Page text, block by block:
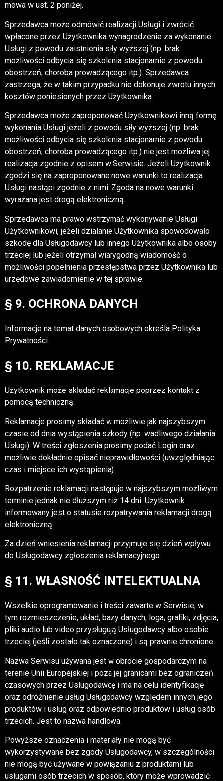
mowa w ust. 2 poniżej.
Sprzedawca może odmówić realizacji Usługi i zwrócić
wpłacone przez Użytkownika wynagrodzenie za wykonanie
Usługi z powodu zaistnienia siły wyższej (np. brak
możliwości odbycia się szkolenia stacjonarnie z powodu
obostrzeń, choroba prowadzącego itp.). Sprzedawca
zastrzega, że w takim przypadku nie dokonuje zwrotu innych
kosztów poniesionych przez Użytkownika.
Sprzedawca może zaproponować Użytkownikowi inną formę
wykonania Usługi jeżeli z powodu siły wyższej (np. brak
możliwości odbycia się szkolenia stacjonarnie z powodu
obostrzeń, choroba prowadzącego itp.) nie jest możliwa jej
realizacja zgodnie z opisem w Serwisie. Jeżeli Użytkownik
zgodzi się na zaproponowane nowe warunki to realizacja
Usługi nastąpi zgodnie z nimi. Zgoda na nowe warunki
wyrażana jest drogą elektroniczną.
Sprzedawca ma prawo wstrzymać wykonywanie Usługi
Użytkownikowi, jeżeli działanie Użytkownika spowodowało
szkodę dla Usługodawcy lub innego Użytkownika albo osoby
trzeciej lub jeżeli otrzymał wiarygodną wiadomość o
możliwości popełnienia przestępstwa przez Użytkownika lub
urzędowe zawiadomienie w tej sprawie.
§ 9. OCHRONA DANYCH
Informacje na temat danych osobowych określa Polityka
Prywatności.
§ 10. REKLAMACJE
Użytkownik może składać reklamacje poprzez kontakt z
pomocą techniczną.
Reklamacje prosimy składać w możliwie jak najszybszym
czasie od dnia wystąpienia szkody (np. wadliwego działania
Usługi). W treści zgłoszenia prosimy podać Login oraz
możliwie dokładnie opisać nieprawidłowości (uwzględniając
czas i miejsce ich wystąpienia).
Rozpatrzenie reklamacji następuje w najszybszym możliwym
terminie jednak nie dłuższym niż 14 dni. Użytkownik
informowany jest o statusie rozpatrywania reklamacji drogą
elektroniczną.
Za dzień wniesienia reklamacji przyjmuje się̨ dzień wpływu
do Usługodawcy zgłoszenia reklamacyjnego.
§ 11. WŁASNOŚĆ INTELEKTUALNA
Wszelkie oprogramowanie i treści zawarte w Serwisie, w
tym rozmieszczenie, układ, bazy danych, loga, grafiki, zdjęcia,
pliki audio lub video przysługują Usługodawcy albo osobie
trzeciej (jeśli zostało tak oznaczone) i są prawnie chronione.
Nazwa Serwisu używana jest w obrocie gospodarczym na
terenie Unii Europejskiej i poza jej granicami bez ograniczeń
czasowych przez Usługodawcę i ma na celu identyfikację
oraz odróżnienie usług Usługodawcy względem innych jego
produktów i usług oraz odpowiednio produktów i usług osób
trzecich. Jest to nazwa handlowa.
Powyższe oznaczenia i materiały nie mogą być
wykorzystywane bez zgody Usługodawcy, w szczególności
nie mogą być używane w powiązaniu z produktami lub
usługami osób trzecich w sposób, który może wprowadzić